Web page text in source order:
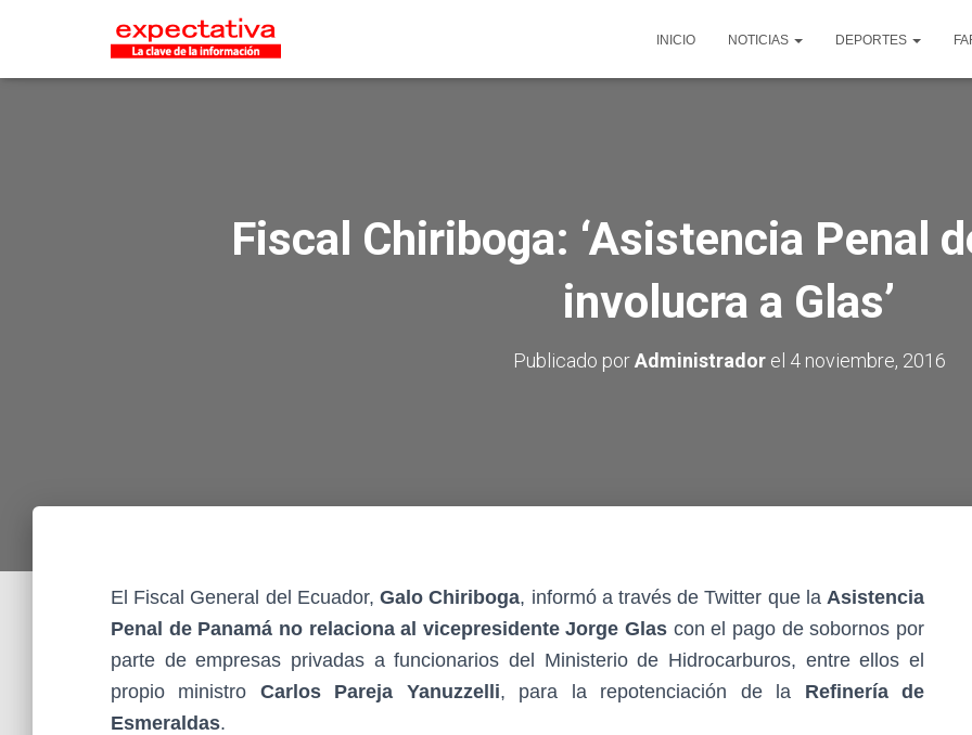
INICIO NOTICIAS DEPORTES
Fiscal Chiriboga: ‘Asistencia Penal
involucra a Glas’
Publicado porAdministradorel 4 noviembre, 2016
El Fiscal General del Ecuador,Galo Chiriboga, informó a través de Twitter que laAsistencia
Penal de Panamá no relaciona al vicepresidente Jorge Glas con el pago de sobornos por
parte de empresas privadas a funcionarios del Ministerio de Hidrocarburos, entre ellos el
propio ministro Carlos Pareja Yanuzzelli, para la repotenciación de la Refinería de
Esmeraldas.